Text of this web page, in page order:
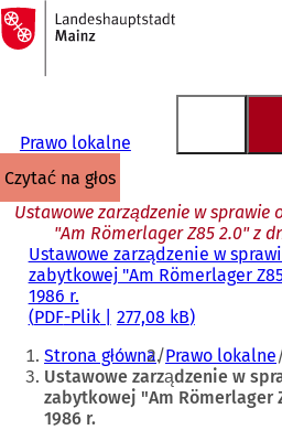
Przejdź do treści
Do
strony
głównej
Prawo lokalne
czytać na głos
Ustawowe zarządzenie w
"Am Römerlager Z85 2.0" z
Ustawowe zarządzenie w
zabytkowej "Am Römerlager
1986 r.
PDF-Plik 277,08 kB
Jesteś
tutaj:
Strona główna Prawo lokalne
Ustawowe zarządzenie w
zabytkowej "Am Römerlager
1986 r.